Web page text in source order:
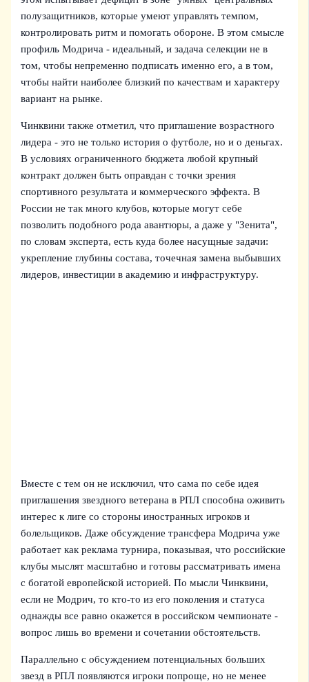
полузащитников, которые умеют управлять темпом,
контролировать ритм и помогать обороне. В этом смысле
профиль Модрича - идеальный, и задача селекции не в
том, чтобы непременно подписать именно его, а в том,
чтобы найти наиболее близкий по качествам и характеру
вариант на рынке.
Чинквини также отметил, что приглашение возрастного
лидера - это не только история о футболе, но и о деньгах.
В условиях ограниченного бюджета любой крупный
контракт должен быть оправдан с точки зрения
спортивного результата и коммерческого эффекта. В
России не так много клубов, которые могут себе
позволить подобного рода авантюры, а даже у "Зенита",
по словам эксперта, есть куда более насущные задачи:
укрепление глубины состава, точечная замена выбывших
лидеров, инвестиции в академию и инфраструктуру.
Вместе с тем он не исключил, что сама по себе идея
приглашения звездного ветерана в РПЛ способна оживить
интерес к лиге со стороны иностранных игроков и
болельщиков. Даже обсуждение трансфера Модрича уже
работает как реклама турнира, показывая, что российские
клубы мыслят масштабно и готовы рассматривать имена
с богатой европейской историей. По мысли Чинквини,
если не Модрич, то кто-то из его поколения и статуса
однажды все равно окажется в российском чемпионате -
вопрос лишь во времени и сочетании обстоятельств.
Параллельно с обсуждением потенциальных больших
звезд в РПЛ появляются игроки попроще, но не менее